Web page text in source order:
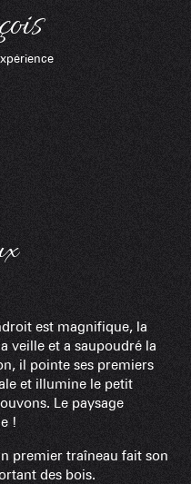
est magnifique, la
veille et a saupoudré la
il pointe ses premiers
et illumine le petit
Le paysage
!
premier traîneau fait son
des bois.